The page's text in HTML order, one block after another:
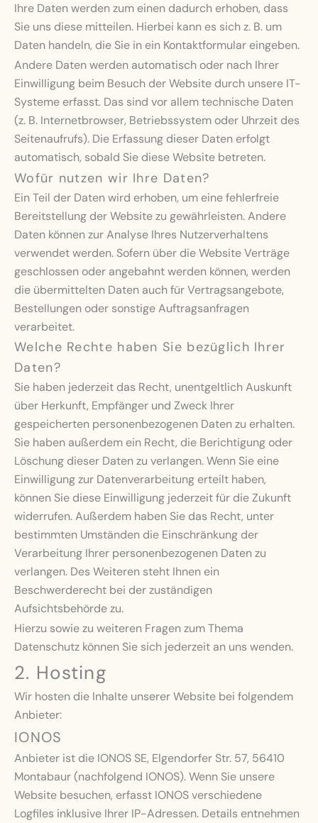
Ihre Daten werden zum einen dadurch erhoben, dass
Sie uns diese mitteilen. Hierbei kann es sich z. B. um
Daten handeln, die Sie in ein Kontaktformular eingeben.
Andere Daten werden automatisch oder nach Ihrer
Einwilligung beim Besuch der Website durch unsere IT-
Systeme erfasst. Das sind vor allem technische Daten
(z. B. Internetbrowser, Betriebssystem oder Uhrzeit des
Seitenaufrufs). Die Erfassung dieser Daten erfolgt
automatisch, sobald Sie diese Website betreten.
Wofür nutzen wir Ihre Daten?
Ein Teil der Daten wird erhoben, um eine fehlerfreie
Bereitstellung der Website zu gewährleisten. Andere
Daten können zur Analyse Ihres Nutzerverhaltens
verwendet werden. Sofern über die Website Verträge
geschlossen oder angebahnt werden können, werden
die übermittelten Daten auch für Vertragsangebote,
Bestellungen oder sonstige Auftragsanfragen
verarbeitet.
Welche Rechte haben Sie bezüglich Ihrer
Daten?
Sie haben jederzeit das Recht, unentgeltlich Auskunft
über Herkunft, Empfänger und Zweck Ihrer
gespeicherten personenbezogenen Daten zu erhalten.
Sie haben außerdem ein Recht, die Berichtigung oder
Löschung dieser Daten zu verlangen. Wenn Sie eine
Einwilligung zur Datenverarbeitung erteilt haben,
können Sie diese Einwilligung jederzeit für die Zukunft
widerrufen. Außerdem haben Sie das Recht, unter
bestimmten Umständen die Einschränkung der
Verarbeitung Ihrer personenbezogenen Daten zu
verlangen. Des Weiteren steht Ihnen ein
Beschwerderecht bei der zuständigen
Aufsichtsbehörde zu.
Hierzu sowie zu weiteren Fragen zum Thema
Datenschutz können Sie sich jederzeit an uns wenden.
2. Hosting
Wir hosten die Inhalte unserer Website bei folgendem
Anbieter:
IONOS
Anbieter ist die IONOS SE, Elgendorfer Str. 57, 56410
Montabaur (nachfolgend IONOS). Wenn Sie unsere
Website besuchen, erfasst IONOS verschiedene
Logfiles inklusive Ihrer IP-Adressen. Details entnehmen